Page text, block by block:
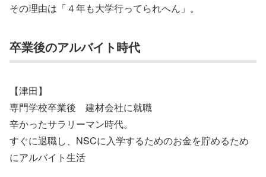
その理由は「４年も大学行ってられへん」。
卒業後のアルバイト時代
【津田】
専門学校卒業後 建材会社に就職
辛かったサラリーマン時代。
すぐに退職し、NSCに入学するためのお金を貯めるため
にアルバイト生活